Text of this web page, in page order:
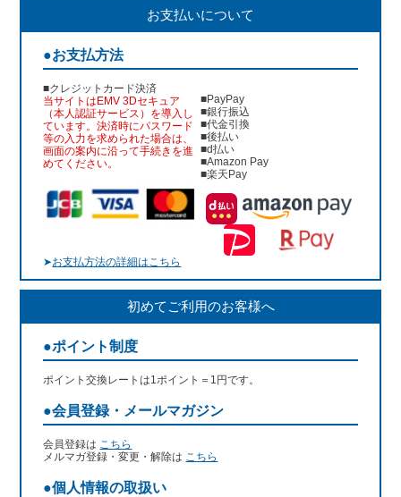
お支払いについて
●お支払方法
■クレジットカード決済
当サイトはEMV 3Dセキュア
（本人認証サービス）を導入し
ています。決済時にパスワード
等の入力を求められた場合は、
画面の案内に沿って手続きを進
めてください。
■PayPay
■銀行振込
■代金引換
■後払い
■d払い
■Amazon Pay
■楽天Pay
➤お支払方法の詳細はこちら
初めてご利用のお客様へ
●ポイント制度
ポイント交換レートは1ポイント＝1円です。
●会員登録・メールマガジン
会員登録は こちら
メルマガ登録・変更・解除は こちら
●個人情報の取扱い